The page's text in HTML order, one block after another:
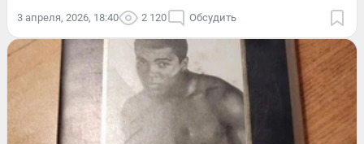
3 апреля, 2026, 18:40 2 120 Обсудить